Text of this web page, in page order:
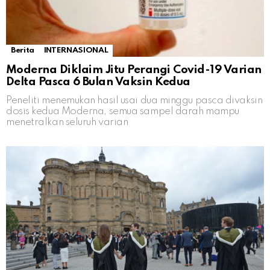
Berita INTERNASIONAL
Moderna Diklaim Jitu Perangi Covid-19 Varian
Delta Pasca 6 Bulan Vaksin Kedua
Peneliti menemukan hasil usai dua minggu pasca divaksin
dosis kedua Moderna, semua sampel darah mampu
menetralkan seluruh varian